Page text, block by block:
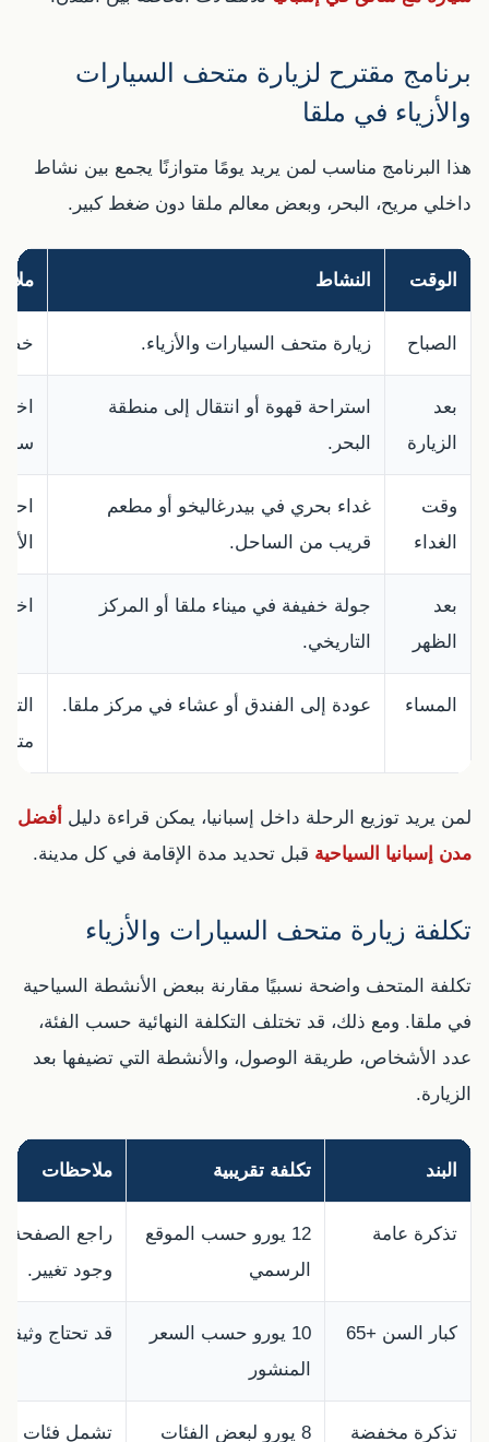
برنامج مقترح لزيارة متحف السيارات
والأزياء في ملقا
هذا البرنامج مناسب لمن يريد يومًا متوازنًا يجمع بين نشاط
داخلي مريح، البحر، وبعض معالم ملقا دون ضغط كبير.
الوقت النشاط
الصباح زيارة متحف السيارات والأزياء. خصص 60 إلى 90
بعد
الزيارة
استراحة قهوة أو انتقال إلى منطقة
البحر.
سن.
وقت
الغداء
غداء بحري في بيدرغاليخو أو مطعم
قريب من الساحل.
بعد
الظهر
جولة خفيفة في ميناء ملقا أو المركز
التاريخي.
المساء عودة إلى الفندق أو عشاء في مركز ملقا.
لمن يريد توزيع الرحلة داخل إسبانيا، يمكن قراءة دليل أفضل
مدن إسبانيا السياحية قبل تحديد مدة الإقامة في كل مدينة.
تكلفة زيارة متحف السيارات والأزياء
تكلفة المتحف واضحة نسبيًا مقارنة ببعض الأنشطة السياحية
في ملقا. ومع ذلك، قد تختلف التكلفة النهائية حسب الفئة،
عدد الأشخاص، طريقة الوصول، والأنشطة التي تضيفها بعد
الزيارة.
البند تكلفة تقريبية ملاحظات
تذكرة عامة
12 يورو حسب الموقع
الرسمي
راجع الصفحة
وجود تغيير.
كبار السن +65
10 يورو حسب السعر
المنشور
قد تحتاج
تذكرة مخفضة 8 يورو لبعض الفئات
تشمل فئات